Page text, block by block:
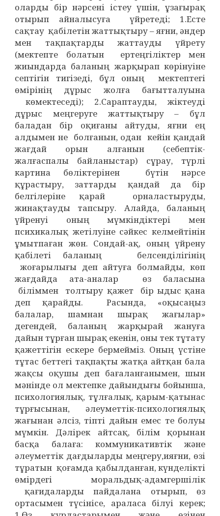
оларды бір нәрсені істеу үшін, ұзағырақ
отырып айналысуға үйретеді; 1.Есте
сақтау қабілетін жаттықтыру – яғни, әндер
мен тақпақтарды жаттауды үйрету
(мектепте болатын ертеңгіліктер мен
жиындарда баланың жарқырап көрінуіне
септігін тигізеді, бұл оның мектептегі
өмірінің дұрыс жолға бағытталуына
көмектеседі); 2.Сараптауды, жіктеуді
дұрыс меңгеруге жаттықтыру – бұл
баладан бір оқиғаны айтуды, яғни ең
алдымен не болғанын, одан кейін қандай
жағдай орын алғанын (себептік-
жалғаспалы байланыстар) сұрау, түрлі
картина бөліктерінен бүтін нәрсе
құрастыру, заттарды қандай да бір
белгілеріне қарай орналастыруды,
жинақтауды тапсыру. Алайда, баланың
үйренуі оның мүмкіндіктері мен
психикалық жетілуіне сәйкес келмейтінін
ұмытпаған жөн. Сондай-ақ, оның үйрену
қабілеті баланың белсенділігінің
жоғарылығы деп айтуға болмайды, көп
жағдайда ата-аналар өз баласына
біліммен толтыру қажет бір ыдыс қана
деп қарайды. Расында, «оқысаңыз
балалар, шамнан шырақ жағылар»
дегендей, баланың жарқырай жануға
дайын тұрған шырақ екенін, оны тек тұтату
қажеттігін ескере бермейміз. Оның үстіне
тұтас беттегі тақпақты жатқа айтқан бала
жақсы оқушы деп бағаланғанымен, шын
мәнінде ол мектепке дайындығы бойынша,
психологиялық, тұлғалық, қарым-қатынас
тұрғысынан, әлеуметтік-психологиялық
жағынан әлсіз, тіпті дайын емес те болуы
мүмкін. Дәлірек айтсақ, білім қорынан
басқа балаға: коммуникативтік және
әлеуметтік дағдыларды меңгеру,ияғни, өзі
тұратын қоғамда қабылданған, күнделікті
өмірдегі моральдық-адамгершілік
қағидаларды пайдалана отырып, өз
ортасымен түсінісе, араласа білуі керек;